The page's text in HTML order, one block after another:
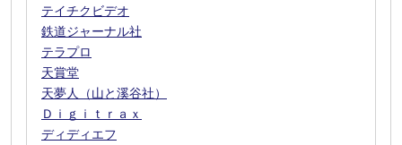
テイチクビデオ
鉄道ジャーナル社
テラプロ
天賞堂
天夢人（山と溪谷社）
Ｄｉｇｉｔｒａｘ
ディディエフ